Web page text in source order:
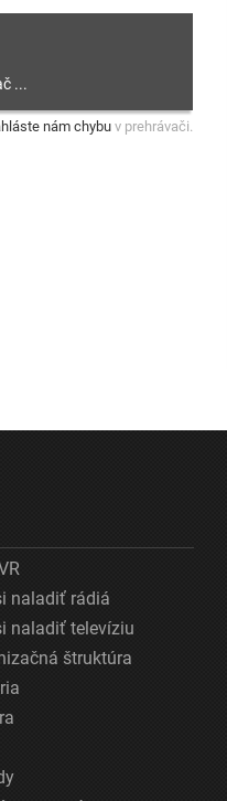
nám chybu v prehrávači.
naladiť rádiá
naladiť televíziu
štruktúra